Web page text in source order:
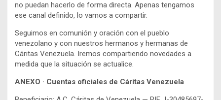
no puedan hacerlo de forma directa. Apenas tengamos
ese canal definido, lo vamos a compartir.
Seguimos en comunión y oración con el pueblo
venezolano y con nuestros hermanos y hermanas de
Cáritas Venezuela. Iremos compartiendo novedades a
medida que la situación se actualice.
ANEXO · Cuentas oficiales de Cáritas Venezuela